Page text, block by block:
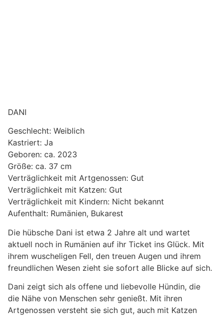
DANI
Geschlecht: Weiblich
Kastriert: Ja
Geboren: ca. 2023
Größe: ca. 37 cm
Verträglichkeit mit Artgenossen: Gut
Verträglichkeit mit Katzen: Gut
Verträglichkeit mit Kindern: Nicht bekannt
Aufenthalt: Rumänien, Bukarest
Die hübsche Dani ist etwa 2 Jahre alt und wartet
aktuell noch in Rumänien auf ihr Ticket ins Glück. Mit
ihrem wuscheligen Fell, den treuen Augen und ihrem
freundlichen Wesen zieht sie sofort alle Blicke auf sich.
Dani zeigt sich als offene und liebevolle Hündin, die
die Nähe von Menschen sehr genießt. Mit ihren
Artgenossen versteht sie sich gut, auch mit Katzen